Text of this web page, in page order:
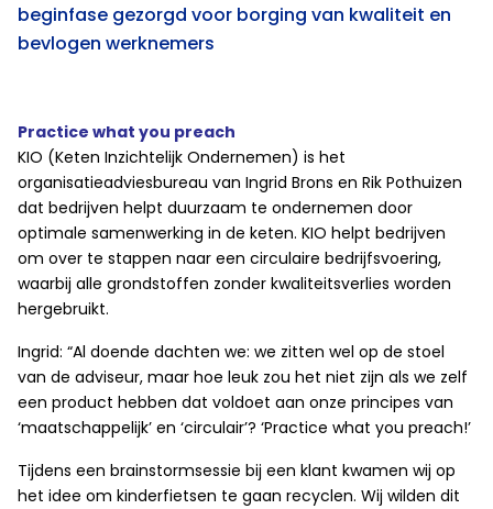
beginfase gezorgd voor borging van kwaliteit en
bevlogen werknemers
Practice what you preach
KIO (Keten Inzichtelijk Ondernemen) is het
organisatieadviesbureau van Ingrid Brons en Rik Pothuizen
dat bedrijven helpt duurzaam te ondernemen door
optimale samenwerking in de keten. KIO helpt bedrijven
om over te stappen naar een circulaire bedrijfsvoering,
waarbij alle grondstoffen zonder kwaliteitsverlies worden
hergebruikt.
Ingrid: “Al doende dachten we: we zitten wel op de stoel
van de adviseur, maar hoe leuk zou het niet zijn als we zelf
een product hebben dat voldoet aan onze principes van
‘maatschappelijk’ en ‘circulair’? ‘Practice what you preach!’
Tijdens een brainstormsessie bij een klant kwamen wij op
het idee om kinderfietsen te gaan recyclen. Wij wilden dit